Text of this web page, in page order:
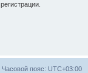
Часовой пояс: UTC+03:00